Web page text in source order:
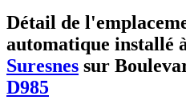
Détail de
automatique installé
Suresnes sur
D985